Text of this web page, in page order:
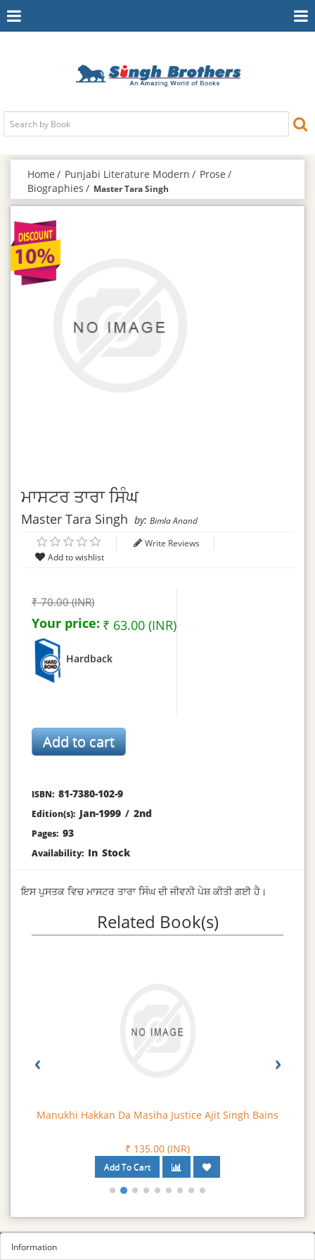
Toggle
Home Punjabi Literature Modern
Prose
Biographies
Master Tara Singh
ਮਾਸਟਰ ਤਾਰਾ ਸਿੰਘ
Master Tara Singh by: Bimla Anand
Write Reviews
₹ 70.00 (INR)
Your price: ₹ 63.00 (INR)
Hardback
ISBN: 81-7380-102-9
Edition(s): Jan-1999 / 2nd
Pages: 93
Availability: In Stock
ਇਸ ਪੁਸਤਕ ਵਿਚ ਮਾਸਟਰ ਤਾਰਾ ਸਿੰਘ ਦੀ ਜੀਵਨੀ ਪੇਸ਼ ਕੀਤੀ ਗਈ ਹੈ।
Related Book(s)
Manukhi Hakkan Da Masiha Justice Ajit Singh Bains
₹ 135.00 (INR)
‹ ›
Information